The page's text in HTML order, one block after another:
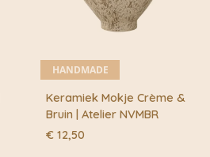
HANDMADE
Keramiek Mokje Crème &
Bruin | Atelier NVMBR
€ 12,50